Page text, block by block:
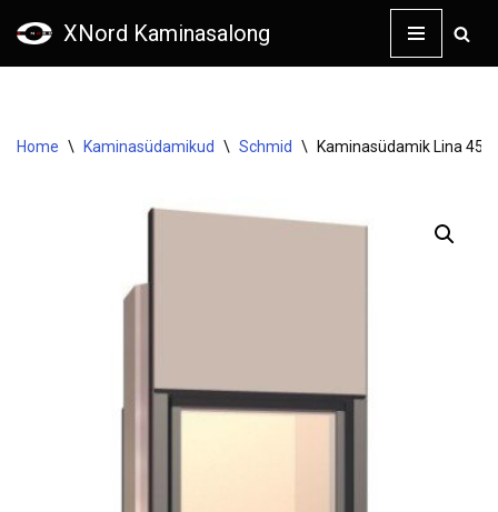
XNord Kaminasalong
Home \ Kaminasüdamikud \ Schmid \ Kaminasüdamik Lina